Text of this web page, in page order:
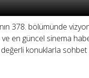
378. bölümünde
en güncel sinema
konuklarla sohbet